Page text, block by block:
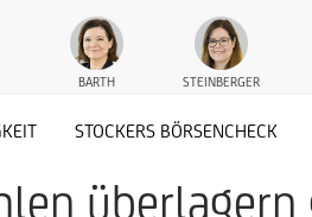
BARTH STEINBERGER
STOCKERS BÖRSENCHECK